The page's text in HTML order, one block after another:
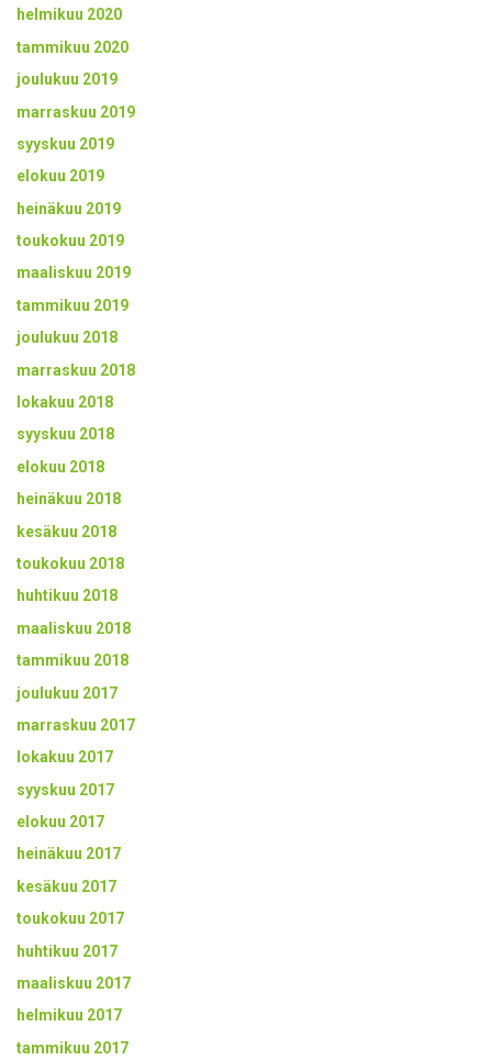
helmikuu 2020
tammikuu 2020
joulukuu 2019
marraskuu 2019
syyskuu 2019
elokuu 2019
heinäkuu 2019
toukokuu 2019
maaliskuu 2019
tammikuu 2019
joulukuu 2018
marraskuu 2018
lokakuu 2018
syyskuu 2018
elokuu 2018
heinäkuu 2018
kesäkuu 2018
toukokuu 2018
huhtikuu 2018
maaliskuu 2018
tammikuu 2018
joulukuu 2017
marraskuu 2017
lokakuu 2017
syyskuu 2017
elokuu 2017
heinäkuu 2017
kesäkuu 2017
toukokuu 2017
huhtikuu 2017
maaliskuu 2017
helmikuu 2017
tammikuu 2017